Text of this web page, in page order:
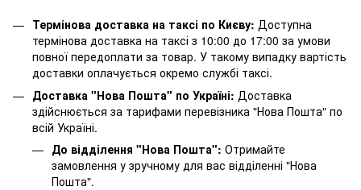
Термінова доставка на таксі по Києву: Доступна
термінова доставка на таксі з 10:00 до 17:00 за умови
повної передоплати за товар. У такому випадку вартість
доставки оплачується окремо службі таксі.
Доставка "Нова Пошта" по Україні: Доставка
здійснюється за тарифами перевізника "Нова Пошта" по
всій Україні.
До відділення "Нова Пошта": Отримайте
замовлення у зручному для вас відділенні "Нова
Пошта".